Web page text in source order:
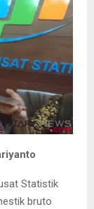
Statistik
bruto